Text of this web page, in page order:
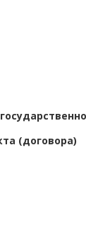
(договора)